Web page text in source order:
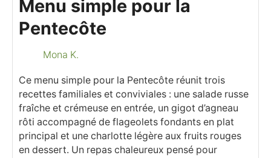
Menu simple pour la
Pentecôte
Mona K.
Ce menu simple pour la Pentecôte réunit trois
recettes familiales et conviviales : une salade russe
fraîche et crémeuse en entrée, un gigot d’agneau
rôti accompagné de flageolets fondants en plat
principal et une charlotte légère aux fruits rouges
en dessert. Un repas chaleureux pensé pour